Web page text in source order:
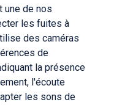
une de nos
les fuites à
des caméras
de
la présence
l'écoute
les sons de